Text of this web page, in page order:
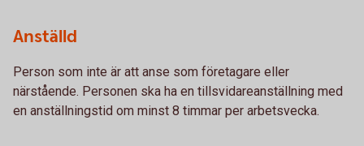
Anställd
Person som inte är att anse som företagare eller
närstående. Personen ska ha en tillsvidareanställning med
en anställningstid om minst 8 timmar per arbetsvecka.